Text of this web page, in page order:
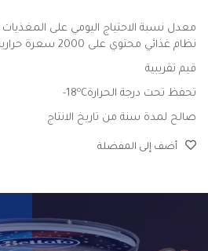
معدل نسبة الاحتياج اليومي على
نظام غذائي محتوي على 2000 سعرة حرارية
قيم تقريبية
تحفظ تحت درجة الحرارة18 oC-
صالح لمدة سنة من تاريخ الانتاج
أضف إلى المفضلة